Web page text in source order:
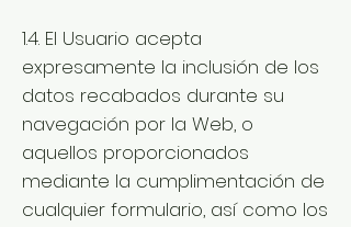
1.4. El Usuario acepta
expresamente la inclusión de los
datos recabados durante su
navegación por la Web, o
aquellos proporcionados
mediante la cumplimentación de
cualquier formulario, así como los